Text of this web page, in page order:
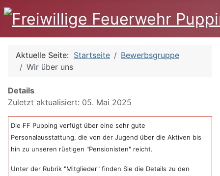
Aktuelle Seite: Startseite
Bewerbsgruppe
Wir über uns
Details
Zuletzt aktualisiert: 05. Mai 2025
Die FF Pupping verfügt über eine sehr gute
Personalausstattung, die von der Jugend über die Aktiven bis
hin zu unseren rüstigen "Pensionisten" reicht.
Unter der Rubrik "Mitglieder" finden Sie die Details zu den